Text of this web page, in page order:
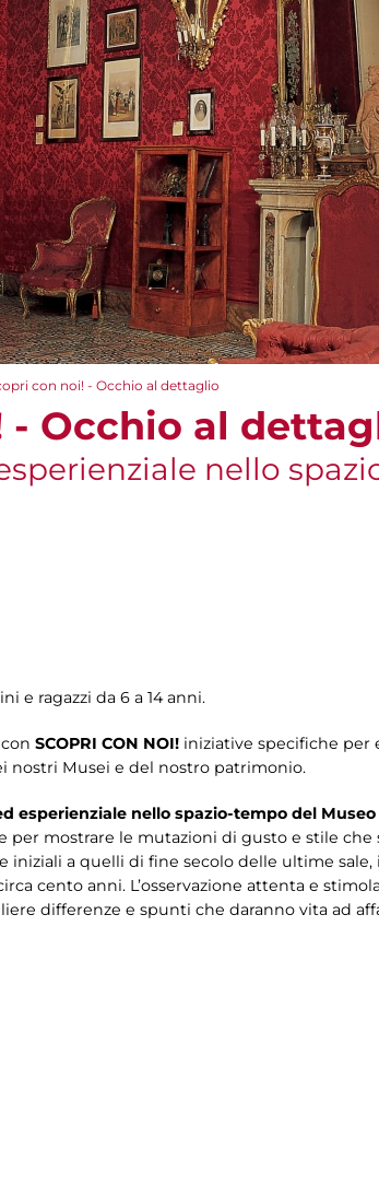
con noi! - Occhio al dettaglio
- Occhio al
nello
e ragazzi da 6 a 14 anni.
SCOPRI CON NOI! iniziative specifiche per
nostri Musei e del nostro patrimonio.
esperienziale nello spazio-tempo del
per mostrare le mutazioni di gusto e stile che
iniziali a quelli di fine secolo delle ultime
cento anni. L’osservazione attenta e
differenze e spunti che daranno vita ad